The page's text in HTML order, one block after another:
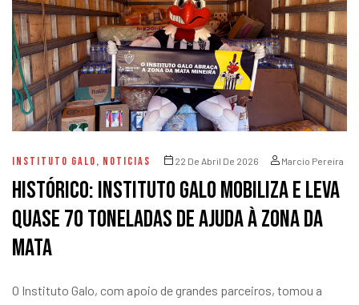
INSTITUTO GALO, NOTICIAS 22 De Abril De 2026 Marcio Pereira
Histórico: Instituto Galo mobiliza e leva
quase 70 toneladas de ajuda à Zona da
Mata
O Instituto Galo, com apoio de grandes parceiros, tomou a